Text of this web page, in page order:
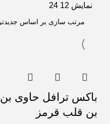
نمایش 12
24
باکس ترافل حاوی بن
بن قلب قرمز